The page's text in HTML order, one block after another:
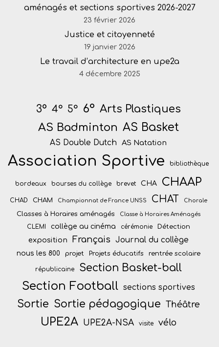
aménagés et sections sportives 2026-2027
23 février 2026
Justice et citoyenneté
19 janvier 2026
Le travail d’architecture en upe2a
4 décembre 2025
3° 4° 5° 6° Arts Plastiques
AS Badminton AS Basket
AS Double Dutch AS Natation
Association Sportive bibliothèque
bordeaux bourses du collège brevet CHA CHAAP
CHAD CHAM Championnat de France UNSS CHAT Chorale
Classes à Horaires aménagés Classe à Horaires Aménagés
CLEMI collège au cinéma cérémonie Détection
exposition Français Journal du collège
nous les 800 projet Projets éducatifs rentrée scolaire
républicaine Section Basket-ball
Section Football sections sportives
Sortie Sortie pédagogique Théâtre
UPE2A UPE2A-NSA visite vélo